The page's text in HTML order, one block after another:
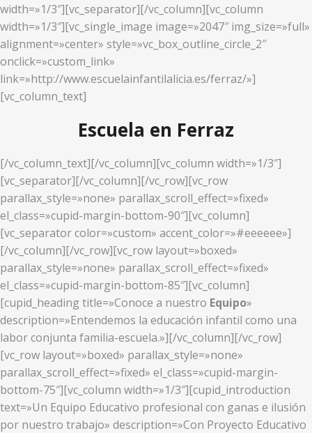
width=»1/3″][vc_separator][/vc_column][vc_column
width=»1/3″][vc_single_image image=»2047″ img_size=»full»
alignment=»center» style=»vc_box_outline_circle_2″
onclick=»custom_link»
link=»http://www.escuelainfantilalicia.es/ferraz/»]
[vc_column_text]
Escuela en Ferraz
[/vc_column_text][/vc_column][vc_column width=»1/3″]
[vc_separator][/vc_column][/vc_row][vc_row
parallax_style=»none» parallax_scroll_effect=»fixed»
el_class=»cupid-margin-bottom-90″][vc_column]
[vc_separator color=»custom» accent_color=»#eeeeee»]
[/vc_column][/vc_row][vc_row layout=»boxed»
parallax_style=»none» parallax_scroll_effect=»fixed»
el_class=»cupid-margin-bottom-85″][vc_column]
[cupid_heading title=»Conoce a nuestro Equipo»
description=»Entendemos la educación infantil como una
labor conjunta familia-escuela.»][/vc_column][/vc_row]
[vc_row layout=»boxed» parallax_style=»none»
parallax_scroll_effect=»fixed» el_class=»cupid-margin-
bottom-75″][vc_column width=»1/3″][cupid_introduction
text=»Un Equipo Educativo profesional con ganas e ilusión
por nuestro trabajo» description=»Con Proyecto Educativo